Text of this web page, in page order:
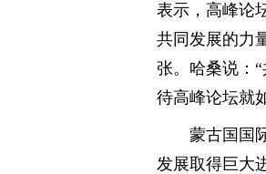
表示，高峰论
共同发展的力
张。哈桑说：
待高峰论坛就
蒙古国国
发展取得巨大